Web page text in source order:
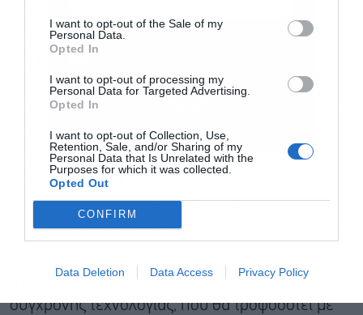
I want to opt-out of the Sale of my
Personal Data.
Opted In
I want to opt-out of processing my
Personal Data for Targeted Advertising.
Opted In
I want to opt-out of Collection, Use,
Retention, Sale, and/or Sharing of my
Personal Data that Is Unrelated with the
Purposes for which it was collected.
Opted Out
CONFIRM
Data Deletion Data Access Privacy Policy
μεσοσταθμικής τιμής 6μήνου και της τιμής σποτ
Η εξαγορά ενισχύει το ενεργειακό χαρτοφυλάκιό
του Ομίλου ΔΕΗ, με λειτουργούντα έργα ΑΠΕ
σημαντικής ισχύος και υψηλής ποιότητας και
εξασφαλίζει ένα μεγάλο χαρτοφυλάκιο αδειών
αιολικών πάρκων σε τοποθεσίες με υψηλό
αιολικό δυναμικό και εξασφαλισμένη πρόσβαση
της στο CCGT Αλεξανδρούπολης, ένα έργο
σύγχρονης τεχνολογίας, που θα τροφοδοτεί με
Αποδέχομαι τους